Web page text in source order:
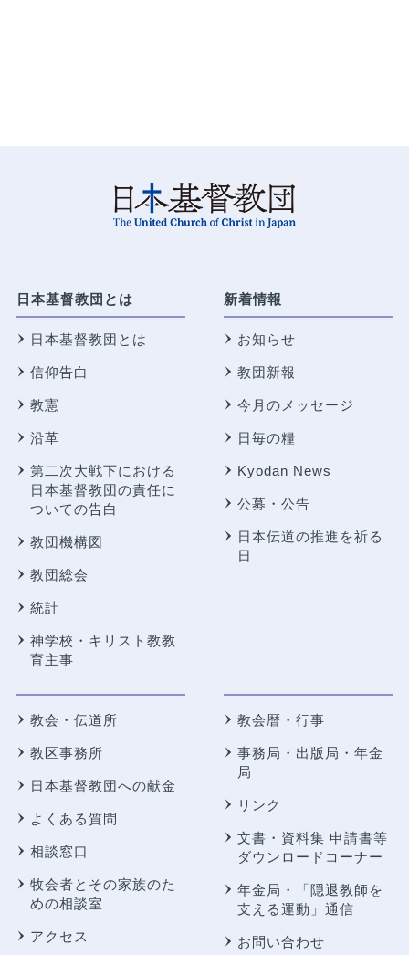
日本基督教団とは
日本基督教団とは
信仰告白
教憲
沿革
第二次大戦下における
日本基督教団の責任に
ついての告白
教団機構図
教団総会
統計
神学校・キリスト教教
育主事
新着情報
お知らせ
教団新報
今月のメッセージ
日毎の糧
Kyodan News
公募・公告
日本伝道の推進を祈る
日
教会・伝道所
教区事務所
日本基督教団への献金
よくある質問
相談窓口
牧会者とその家族のた
めの相談室
アクセス
教会暦・行事
事務局・出版局・年金
局
リンク
文書・資料集 申請書等
ダウンロードコーナー
年金局・
「隠退教師を
支える運動」通信
お問い合わせ